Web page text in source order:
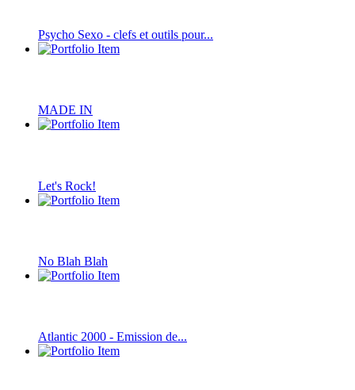
Psycho Sexo - clefs et outils pour...
MADE IN
Let's Rock!
No Blah Blah
Atlantic 2000 - Emission de...